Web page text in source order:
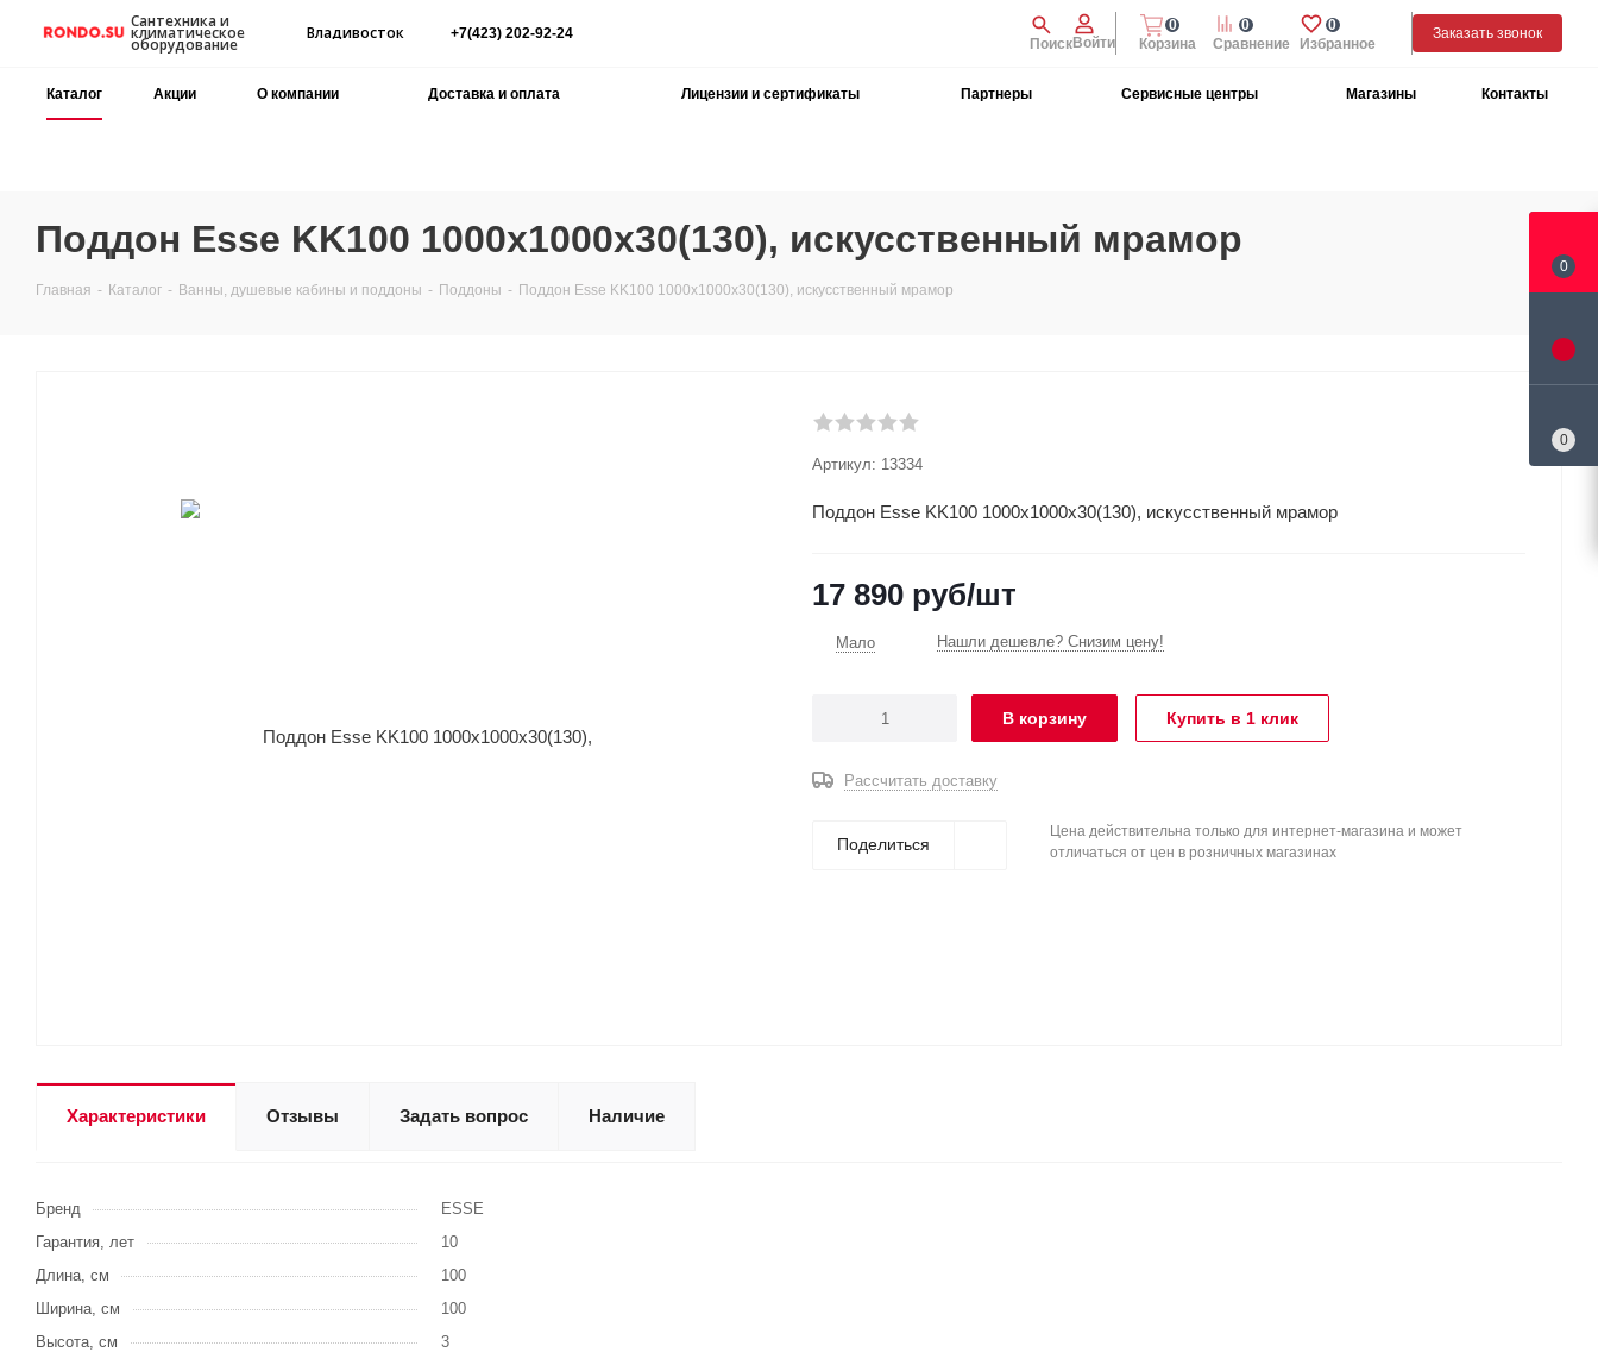
Сантехника и
климатическое
оборудование
Владивосток +7(423) 202-92-24
ПоискВойти Избранное
0
Сравнение
0
Корзина
0
Заказать звонок
Каталог Акции О компании Доставка и оплата Лицензии и сертификаты Партнеры Сервисные центры Магазины Контакты
Поддон Esse KK100 1000x1000х30(130), искусственный мрамор
Главная - Каталог - Ванны, душевые кабины и поддоны - Поддоны - Поддон Esse KK100 1000x1000х30(130), искусственный мрамор
Артикул: 13334
Поддон Esse KK100 1000x1000х30(130), искусственный мрамор
17 890 руб/шт
Мало Нашли дешевле? Снизим цену!
В корзину Купить в 1 клик
Рассчитать доставку
Поделиться
Цена действительна только для интернет-магазина и может
отличаться от цен в розничных магазинах
Характеристики Отзывы Задать вопрос Наличие
Бренд
ESSE
Гарантия, лет
10
Длина, см
100
Ширина, см
100
Высота, см
3
0
0